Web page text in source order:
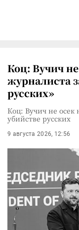
Коц: Вучич
журналиста
русских»
Коц: Вучич не осек
убийстве русских
9 августа 2026, 12:56